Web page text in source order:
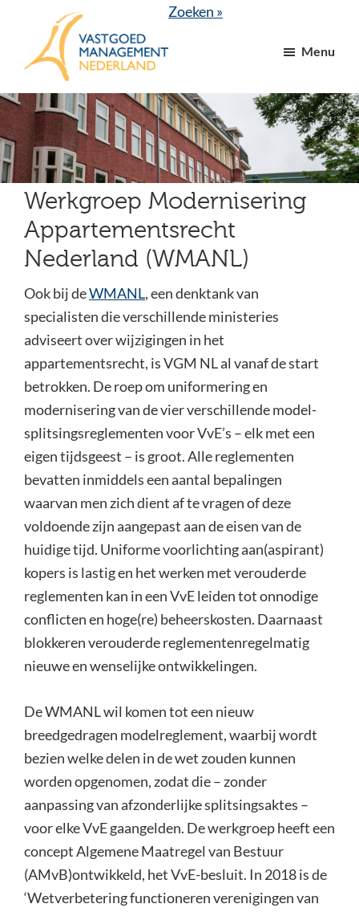
inhoud
VGM
NL
dé
branchevereniging
voor
vastgoed-
en
VvE
managers
Zoeken »
Menu
Werkgroep Modernisering
Appartementsrecht
Nederland (WMANL)
Ook bij deWMANL, een denktank van
specialisten die verschillende ministeries
adviseert over wijzigingen in het
appartementsrecht, is VGM NL al vanaf de start
betrokken. De roep om uniformering en
modernisering van de vier verschillende model-
splitsingsreglementen voor VvE’s – elk met een
eigen tijdsgeest – is groot. Alle reglementen
bevatten inmiddels een aantal bepalingen
waarvan men zich dient af te vragen of deze
voldoende zijn aangepast aan de eisen van de
huidige tijd. Uniforme voorlichting aan(aspirant)
kopers is lastig en het werken met verouderde
reglementen kan in een VvE leiden tot onnodige
conflicten en hoge(re) beheerskosten. Daarnaast
blokkeren verouderde reglementenregelmatig
nieuwe en wenselijke ontwikkelingen.
De WMANL wil komen tot een nieuw
breedgedragen modelreglement, waarbij wordt
bezien welke delen in de wet zouden kunnen
worden opgenomen, zodat die – zonder
aanpassing van afzonderlijke splitsingsaktes –
voor elke VvE gaangelden. De werkgroep heeft een
concept Algemene Maatregel van Bestuur
(AMvB)ontwikkeld, het VvE-besluit. In 2018 is de
‘Wetverbetering functioneren verenigingen van